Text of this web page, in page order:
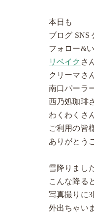
本日も
ブログ SNS
フォロー&
リベイク さ
クリーマさ
南口パーラ
西乃処珈琲
わくわくさ
ご利用の皆
ありがとう
雪降りまし
こんな降る
写真撮りに
外出ちゃい